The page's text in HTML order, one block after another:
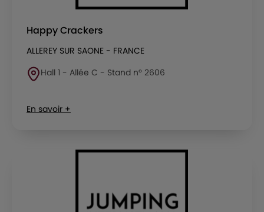
Happy Crackers
ALLEREY SUR SAONE - FRANCE
Hall 1 - Allée C - Stand n° 2606
En savoir +